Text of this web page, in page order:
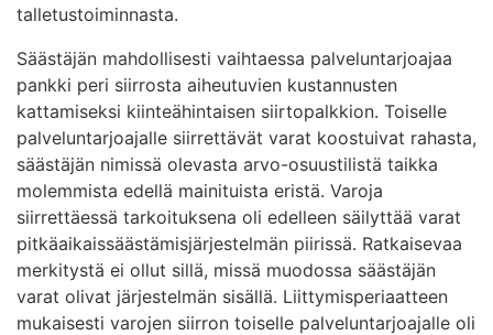
talletustoiminnasta.
Säästäjän mahdollisesti vaihtaessa palveluntarjoajaa
pankki peri siirrosta aiheutuvien kustannusten
kattamiseksi kiinteähintaisen siirtopalkkion. Toiselle
palveluntarjoajalle siirrettävät varat koostuivat rahasta,
säästäjän nimissä olevasta arvo-osuustilistä taikka
molemmista edellä mainituista eristä. Varoja
siirrettäessä tarkoituksena oli edelleen säilyttää varat
pitkäaikaissäästämisjärjestelmän piirissä. Ratkaisevaa
merkitystä ei ollut sillä, missä muodossa säästäjän
varat olivat järjestelmän sisällä. Liittymisperiaatteen
mukaisesti varojen siirron toiselle palveluntarjoajalle oli